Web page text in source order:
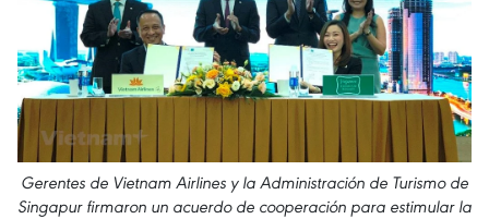
Gerentes de Vietnam Airlines y la Administración de Turismo de
Singapur firmaron un acuerdo de cooperación para estimular la